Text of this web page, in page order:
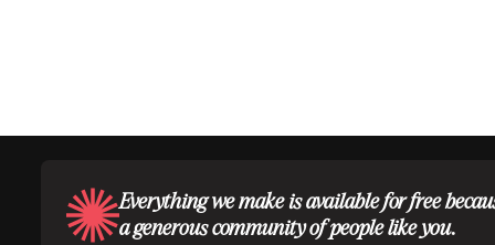
Everything we make is available for free
a generous community of people like you.